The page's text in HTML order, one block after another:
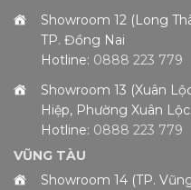
Showroom 12 (Long
TP. Đồng Nai
Hotline: 0888 223 779
Showroom 13 (Xuân
Hiệp, Phường Xuân
Hotline: 0888 223 779
VŨNG TÀU
Showroom 14 (TP.